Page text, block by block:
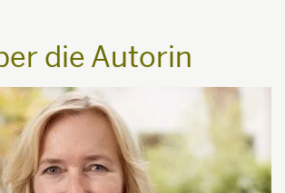
die Autorin